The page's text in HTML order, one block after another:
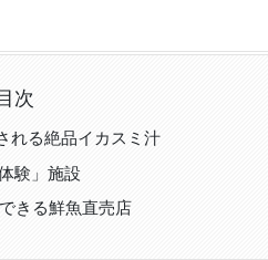
次
れる絶品イカスミ汁
験」施設
きる鮮魚直売店